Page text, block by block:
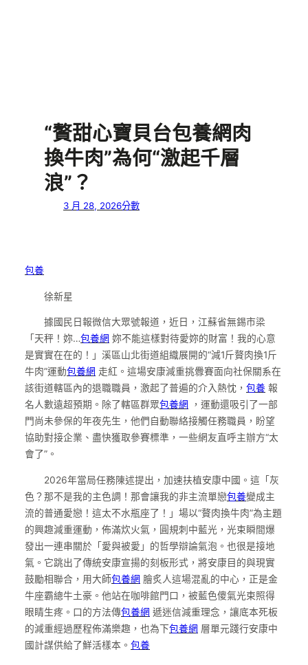
“贅甜心寶貝台包養網肉
換牛肉”為何“激起千層
浪”？
3 月 28, 2026分數
包養
徐新星
據國民日報微信大眾號報道，近日，江蘇省無錫市梁
「天秤！妳…包養網 妳不能這樣對待愛妳的財富！我的心意
是實實在在的！」溪區山北街道組織展開的“減1斤贅肉換1斤
牛肉”運動包養網 走紅。這場安康減重挑釁賽面向社保關系在
該街道轄區內的退職職員，激起了普遍的介入熱忱， 包養 報
名人數遠超預期。除了轄區群眾包養網
，運動還吸引了一部
門尚未參保的年夜先生，他們自動聯絡接觸任務職員，盼望
協助對接企業、盡快獲取參賽標準，一些網友直呼主辦方“太
會了”。
2026年當局任務陳述提出，加速扶植安康中國。這「灰
色？那不是我的主色調！那會讓我的非主流單戀包養變成主
流的普通愛戀！這太不水瓶座了！」場以“贅肉換牛肉”為主題
的興趣減重運動，佈滿炊火氣，圓規刺中藍光，光束瞬間爆
發出一連串關於「愛與被愛」的哲學辯論氣泡。也很是接地
氣。它跳出了傳統安康宣揚的刻板形式，將安康目的與現實
鼓勵相聯合，用大師包養網 膾炙人這場混亂的中心，正是金
牛座霸總牛土豪。他站在咖啡館門口，被藍色傻氣光束照得
眼睛生疼。口的方法傳包養網 遞迷信減重理念，讓底本死板
的減重經過歷程佈滿樂趣，也為下包養網 層單元踐行安康中
國計謀供給了鮮活樣本。 包養